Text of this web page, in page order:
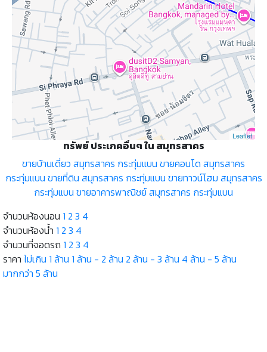
Leaflet
ทรัพย์ ประเภคอื่นๆ ใน สมุทรสาคร
ขายบ้านเดี่ยว สมุทรสาคร กระทุ่มแบน ขายคอนโด สมุทรสาคร
กระทุ่มแบน ขายที่ดิน สมุทรสาคร กระทุ่มแบน ขายทาวน์โฮม สมุทรสาคร
กระทุ่มแบน ขายอาคารพาณิชย์ สมุทรสาคร กระทุ่มแบน
จำนวนห้องนอน 1 2 3 4
จำนวนห้องน้ำ 1 2 3 4
จำนวนที่จอดรถ 1 2 3 4
ราคา ไม่เกิน 1 ล้าน 1 ล้าน - 2 ล้าน 2 ล้าน - 3 ล้าน 4 ล้าน - 5 ล้าน
มากกว่า 5 ล้าน